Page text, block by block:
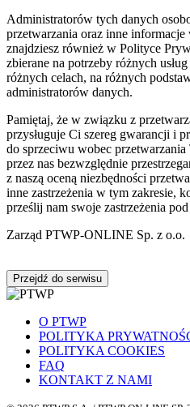
Administratorów tych danych
przetwarzania oraz inne
znajdziesz również w Polityce
zbierane na potrzeby różnych
różnych celach, na różnych
administratorów danych.
Pamiętaj, że w związku z
przysługuje Ci szereg gwarancji i
do sprzeciwu wobec
przez nas bezwzględnie
z naszą oceną niezbędności
inne zastrzeżenia w tym zakresie,
prześlij nam swoje zastrzeżenia pod
Zarząd PTWP-ONLINE Sp. z o.o.
Przejdź do serwisu
O PTWP
POLITYKA
POLITYKA COOKIES
FAQ
KONTAKT Z NAMI